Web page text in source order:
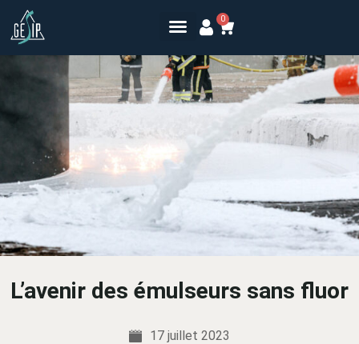
0
L’avenir des émulseurs sans fluor
17 juillet 2023